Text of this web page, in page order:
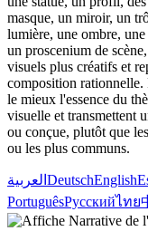
masque, un miroir, un
lumière, une ombre,
un proscenium de
visuels plus créatifs et
composition
le mieux l'essence du
visuelle et transmettent
ou conçue, plutôt que
ou les plus communs.
العربية DeutschEnglish
PortuguêsРусскийไทย